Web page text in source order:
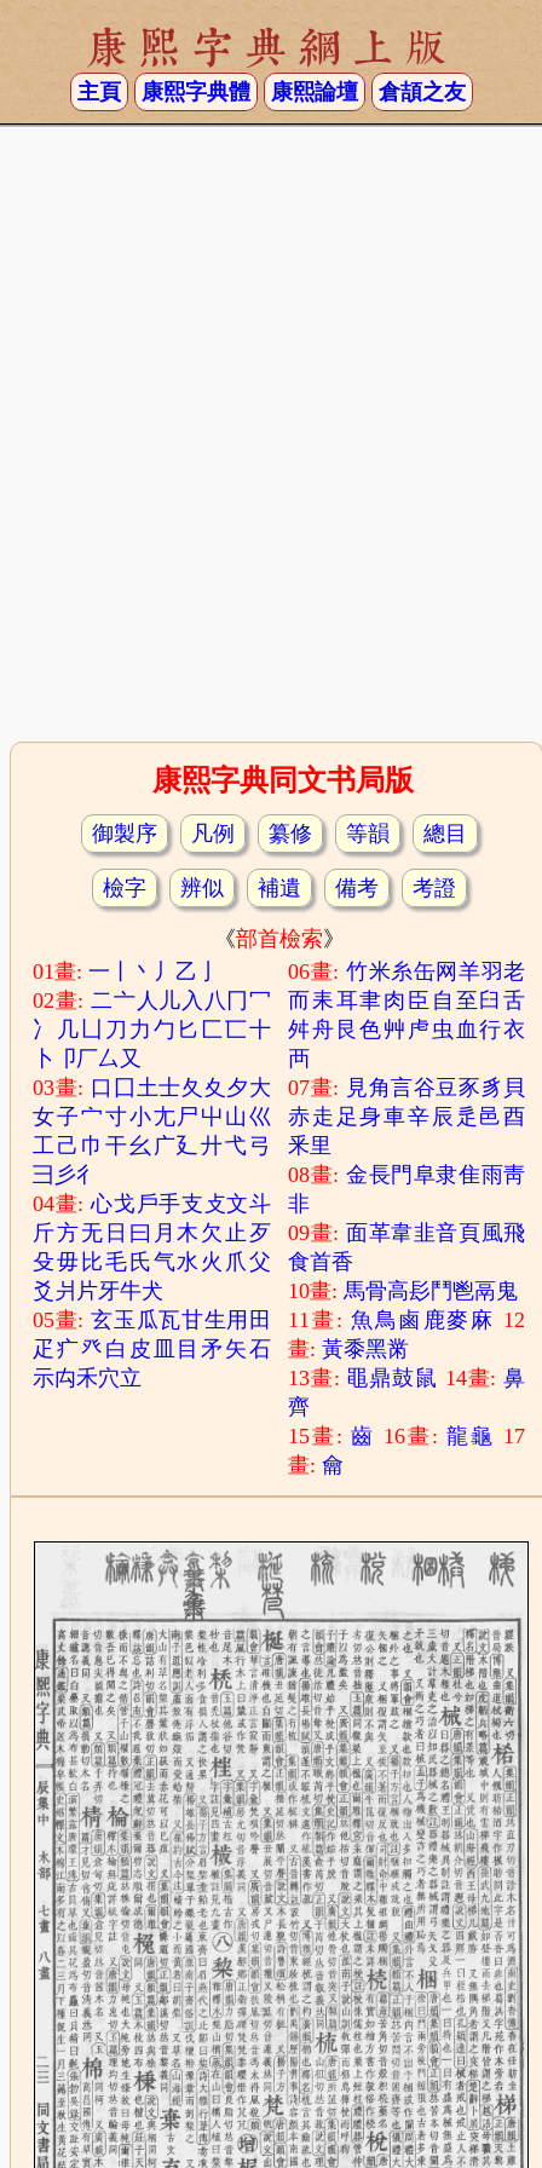
康熙字典網上版
主頁 康熙字典體 康熙論壇 倉頡之友
康熙字典同文书局版
御製序 凡例 纂修 等韻 總目
檢字 辨似 補遺 備考 考證
《部首檢索》
01畫:一 丶 丿 乙
02畫:二亠 人 儿入 八 冂冖
冫
几 凵 刀 力 勹 匕 匚匸十
卜
卩厂厶 又
03畫: 口 囗 土士夂 夊 夕大
女子宀寸小尢尸 屮 山巛
工 己 巾 干幺 广廴廾弋弓
彐 彡彳
04畫:心戈 戶手支 攴文斗
斤方无 日 曰 月木 欠止 歹
殳毋 比毛 氏气水 火 爪父
爻 爿 片牙牛犬
05畫:玄玉 瓜瓦甘生用 田
疋 疒癶 白 皮 目矛 矢石
示禸禾穴立
06畫: 竹米糸缶网 羊羽老
而耒耳聿肉 臣 自 至 臼舌
舛舟 艮色艸 虍 虫 血行衣
襾
07畫: 見角言谷豆豕豸 貝
赤走 足身車辛辰 辵 邑酉
釆里
08畫: 金長門 阜隶隹雨靑
非
09畫: 面革韋韭音頁風飛
食首香
10畫:馬骨高髟 鬥鬯鬲 鬼
11畫: 魚鳥 鹵 鹿麥 麻 12
畫:黃黍黑黹
13畫: 黽鼎鼓鼠 14畫:鼻
齊
15畫:齒 16畫:龍龜 17
畫:龠